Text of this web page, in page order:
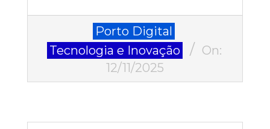
Porto Digital
Tecnologia e Inovação
On:
12/11/2025